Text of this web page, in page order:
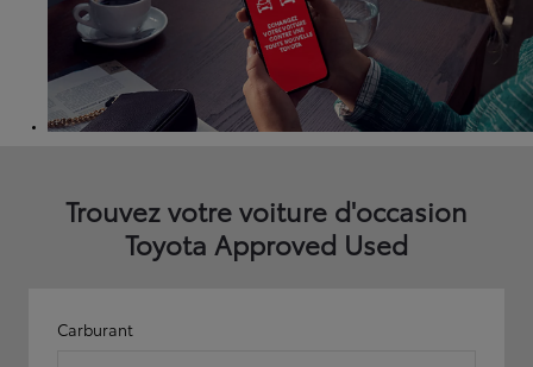
Trouvez votre voiture d'occasion
Toyota Approved Used
Carburant